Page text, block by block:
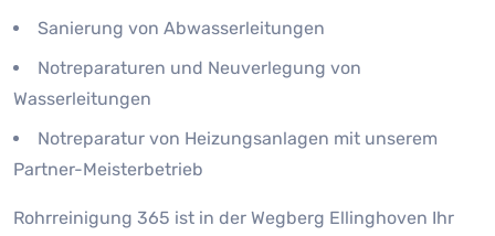
Sanierung von Abwasserleitungen
Notreparaturen und Neuverlegung von
Wasserleitungen
Notreparatur von Heizungsanlagen mit unserem
Partner-Meisterbetrieb
Rohrreinigung 365 ist in der Wegberg Ellinghoven Ihr